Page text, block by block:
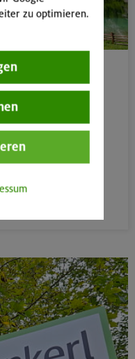
sicher: Unsere
dir, entspannt
zu optimieren.